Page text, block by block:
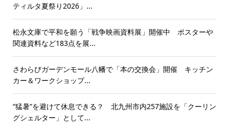
ティルタ夏祭り2026」...
松永文庫で平和を願う「戦争映画資料展」開催中 ポスターや
関連資料など183点を展...
さわらびガーデンモール八幡で「本の交換会」開催 キッチン
カー＆ワークショップ...
“猛暑”を避けて休息できる？ 北九州市内257施設を「クーリン
グシェルター」として...